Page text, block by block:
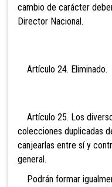
cambio de carácter
Director Nacional.
Artículo 24. Eliminado.
Artículo 25. Los
colecciones duplicadas
canjearlas entre sí y
general.
Podrán formar